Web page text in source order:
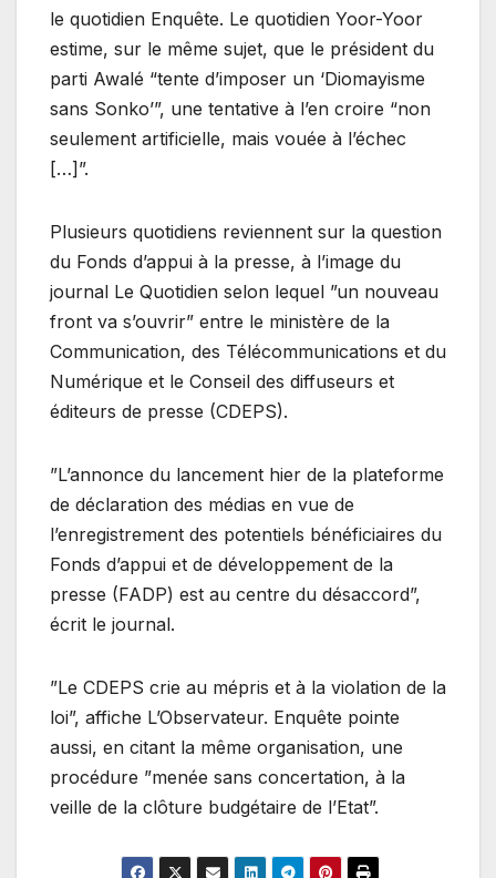
le quotidien Enquête. Le quotidien Yoor-Yoor
estime, sur le même sujet, que le président du
parti Awalé “tente d’imposer un ‘Diomayisme
sans Sonko’”, une tentative à l’en croire “non
seulement artificielle, mais vouée à l’échec
[…]”.
Plusieurs quotidiens reviennent sur la question
du Fonds d’appui à la presse, à l’image du
journal Le Quotidien selon lequel ”un nouveau
front va s’ouvrir” entre le ministère de la
Communication, des Télécommunications et du
Numérique et le Conseil des diffuseurs et
éditeurs de presse (CDEPS).
”L’annonce du lancement hier de la plateforme
de déclaration des médias en vue de
l’enregistrement des potentiels bénéficiaires du
Fonds d’appui et de développement de la
presse (FADP) est au centre du désaccord”,
écrit le journal.
”Le CDEPS crie au mépris et à la violation de la
loi”, affiche L’Observateur. Enquête pointe
aussi, en citant la même organisation, une
procédure ”menée sans concertation, à la
veille de la clôture budgétaire de l’Etat”.